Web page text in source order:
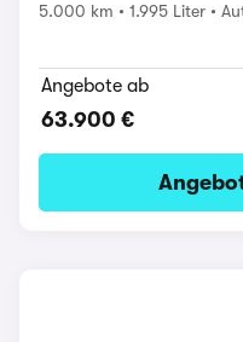
5.000 km 1.995 Liter
Angebote ab
63.900 €